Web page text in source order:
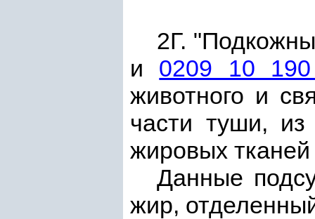
2Г.
и 0209 10
животного и
части туши,
жировых
Данные
жир,